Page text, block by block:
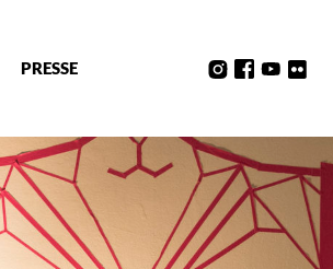
PRESSE